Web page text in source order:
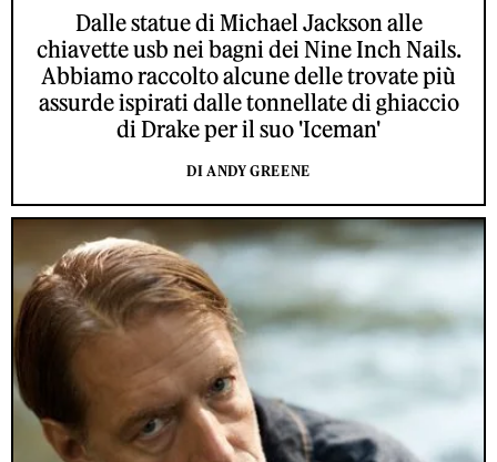
Dalle statue di Michael Jackson alle
chiavette usb nei bagni dei Nine Inch Nails.
Abbiamo raccolto alcune delle trovate più
assurde ispirati dalle tonnellate di ghiaccio
di Drake per il suo 'Iceman'
DI ANDY GREENE